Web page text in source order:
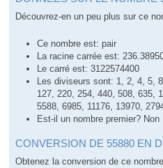
Découvrez-en un peu plus sur ce
Ce nombre est: pair
La racine carrée est:
Le carré est: 3122574400
Les diviseurs sont: 1, 2, 4, 5,
127, 220, 254, 440, 508, 635,
5588, 6985, 11176, 13970,
Est-il un nombre premier? Non
CONVERSION DE 55880 EN
Obtenez la conversion de ce